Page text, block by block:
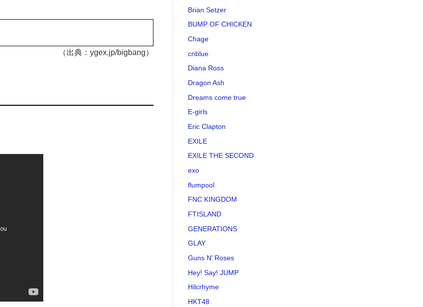
（出典：ygex.jp/bigbang）
Brian Setzer
BUMP OF CHICKEN
Chage
cnblue
Diana Ross
Dragon Ash
Dreams come true
E-girls
Eric Clapton
EXILE
EXILE THE SECOND
exo
flumpool
FNC KINGDOM
FTISLAND
GENERATIONS
GLAY
Guns N’ Roses
Hey! Say! JUMP
Hilcrhyme
HKT48